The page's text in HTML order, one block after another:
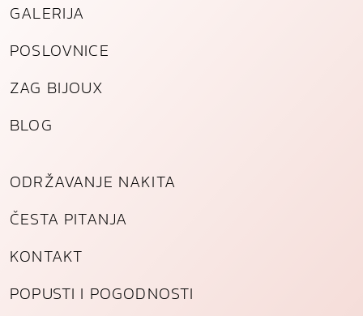
GALERIJA
POSLOVNICE
ZAG BIJOUX
BLOG
ODRŽAVANJE NAKITA
ČESTA PITANJA
KONTAKT
POPUSTI I POGODNOSTI